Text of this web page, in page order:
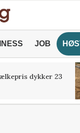
JOB
dykker 23